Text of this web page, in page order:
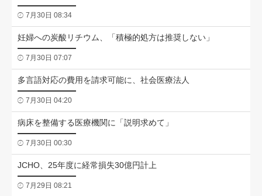
7月30日 08:34
妊婦への炭酸リチウム、「積極的処方は推奨しない」
7月30日 07:07
多言語対応の費用を請求可能に、社会医療法人
7月30日 04:20
病床を整備する医療機関に「説明求めて」
7月30日 00:30
JCHO、25年度に経常損失30億円計上
7月29日 08:21